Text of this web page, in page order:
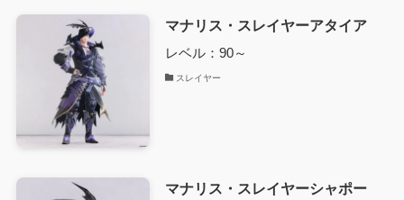
マナリス・スレイヤーアタイア
レベル：90～
スレイヤー
マナリス・スレイヤーシャポー